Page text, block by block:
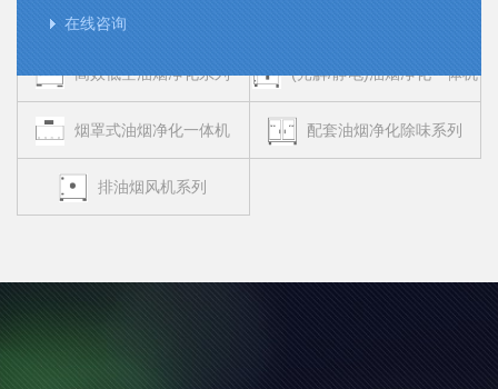
在线咨询
高效低空油烟净化系列 (光解/静电)油烟净化一体机
烟罩式油烟净化一体机 配套油烟净化除味系列
排油烟风机系列